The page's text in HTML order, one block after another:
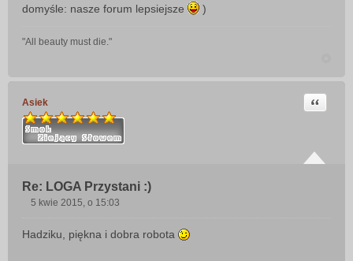
domyśle: nasze forum lepsiejsze
)
"All beauty must die."
Asiek
Re: LOGA Przystani :)
Cytuj
s
5 kwie 2015, o 15:03
Hadziku, piękna i dobra robota